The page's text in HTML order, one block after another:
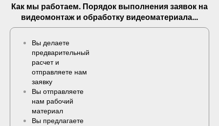
Как мы работаем. Порядок выполнениязаявок на
видеомонтаж и обработку видеоматериала...
Вы делаете
предварительный
расчет и
отправляете нам
заявку
Вы отправляете
нам рабочий
материал
Вы предлагаете